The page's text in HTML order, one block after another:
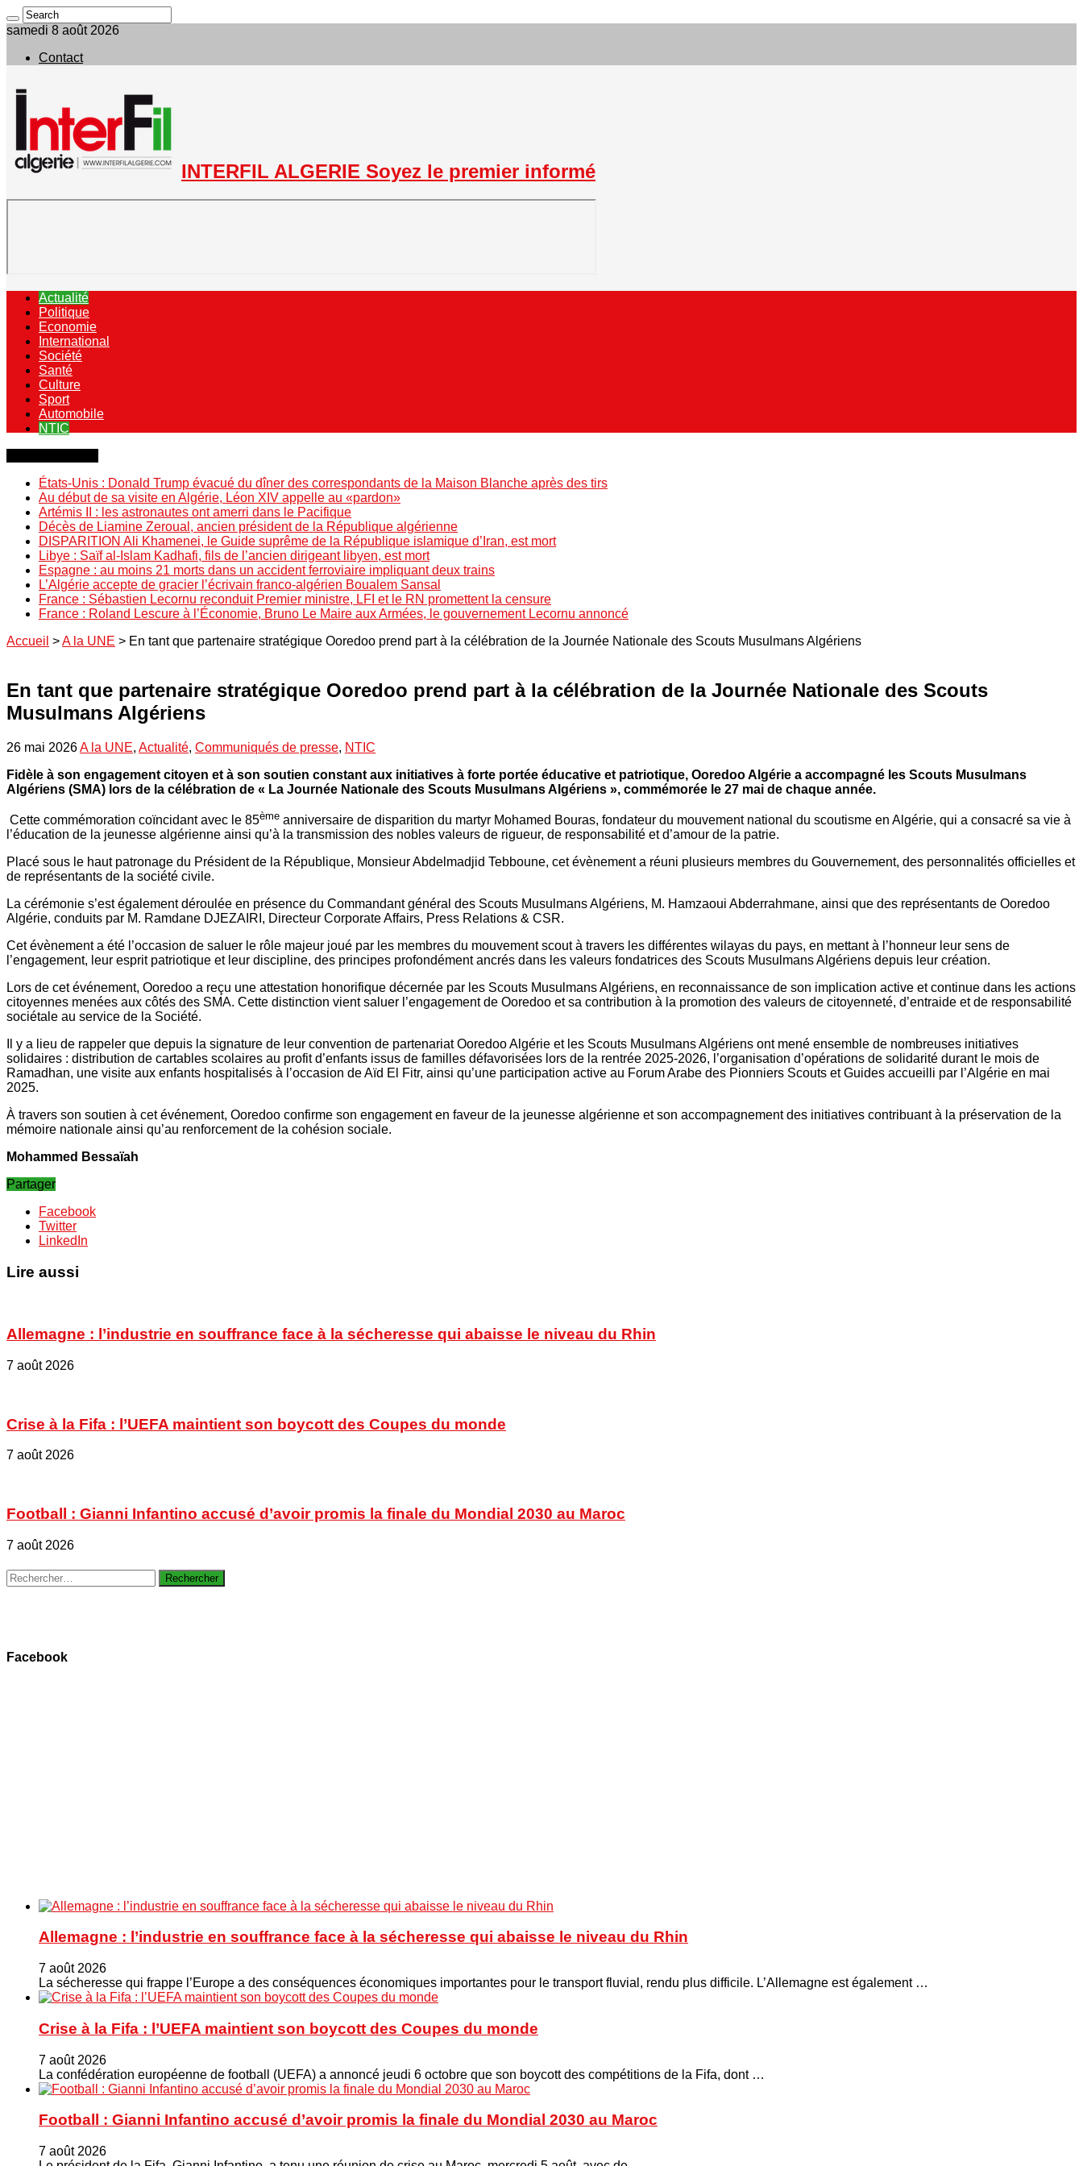
samedi 8 août 2026
Contact
INTERFIL ALGERIE Soyez le premier informé
Actualité
Politique
Economie
International
Société
Santé
Culture
Sport
Automobile
NTIC
États-Unis : Donald Trump évacué du dîner des correspondants de la Maison Blanche après des tirs
Au début de sa visite en Algérie, Léon XIV appelle au «pardon»
Artémis II : les astronautes ont amerri dans le Pacifique
Décès de Liamine Zeroual, ancien président de la République algérienne
DISPARITION Ali Khamenei, le Guide suprême de la République islamique d’Iran, est mort
Libye : Saïf al-Islam Kadhafi, fils de l’ancien dirigeant libyen, est mort
Espagne : au moins 21 morts dans un accident ferroviaire impliquant deux trains
L’Algérie accepte de gracier l’écrivain franco-algérien Boualem Sansal
France : Sébastien Lecornu reconduit Premier ministre, LFI et le RN promettent la censure
France : Roland Lescure à l’Économie, Bruno Le Maire aux Armées, le gouvernement Lecornu annoncé
Accueil >A la UNE > En tant que partenaire stratégique Ooredoo prend part à la célébration de la Journée Nationale des Scouts Musulmans Algériens
En tant que partenaire stratégique Ooredoo prend part à la célébration de la Journée Nationale des Scouts
Musulmans Algériens
26 mai 2026A la UNE, Actualité, Communiqués de presse, NTIC
Fidèle à son engagement citoyen et à son soutien constant aux initiatives à forte portée éducative et patriotique, Ooredoo Algérie a accompagné les Scouts Musulmans
Algériens (SMA) lors de la célébration de « La Journée Nationale des Scouts Musulmans Algériens », commémorée le 27 mai de chaque année.
Cette commémoration coïncidant avec le 85ème anniversaire de disparition du martyr Mohamed Bouras, fondateur du mouvement national du scoutisme en Algérie, qui a consacré sa vie à
l’éducation de la jeunesse algérienne ainsi qu’à la transmission des nobles valeurs de rigueur, de responsabilité et d’amour de la patrie.
Placé sous le haut patronage du Président de la République, Monsieur Abdelmadjid Tebboune, cet évènement a réuni plusieurs membres du Gouvernement, des personnalités officielles et
de représentants de la société civile.
La cérémonie s’est également déroulée en présence du Commandant général des Scouts Musulmans Algériens, M. Hamzaoui Abderrahmane, ainsi que des représentants de Ooredoo
Algérie, conduits par M. Ramdane DJEZAIRI, Directeur Corporate Affairs, Press Relations & CSR.
Cet évènement a été l’occasion de saluer le rôle majeur joué par les membres du mouvement scout à travers les différentes wilayas du pays, en mettant à l’honneur leur sens de
l’engagement, leur esprit patriotique et leur discipline, des principes profondément ancrés dans les valeurs fondatrices des Scouts Musulmans Algériens depuis leur création.
Lors de cet événement, Ooredoo a reçu une attestation honorifique décernée par les Scouts Musulmans Algériens, en reconnaissance de son implication active et continue dans les actions
citoyennes menées aux côtés des SMA. Cette distinction vient saluer l’engagement de Ooredoo et sa contribution à la promotion des valeurs de citoyenneté, d’entraide et de responsabilité
sociétale au service de la Société.
Il y a lieu de rappeler que depuis la signature de leur convention de partenariat Ooredoo Algérie et les Scouts Musulmans Algériens ont mené ensemble de nombreuses initiatives
solidaires : distribution de cartables scolaires au profit d’enfants issus de familles défavorisées lors de la rentrée 2025-2026, l’organisation d’opérations de solidarité durant le mois de
Ramadhan, une visite aux enfants hospitalisés à l’occasion de Aïd El Fitr, ainsi qu’une participation active au Forum Arabe des Pionniers Scouts et Guides accueilli par l’Algérie en mai
2025.
À travers son soutien à cet événement, Ooredoo confirme son engagement en faveur de la jeunesse algérienne et son accompagnement des initiatives contribuant à la préservation de la
mémoire nationale ainsi qu’au renforcement de la cohésion sociale.
Mohammed Bessaïah
Partager
Facebook
Twitter
LinkedIn
Lire aussi
Allemagne : l’industrie en souffrance face à la sécheresse qui abaisse le niveau du Rhin
7 août 2026
Crise à la Fifa : l’UEFA maintient son boycott des Coupes du monde
7 août 2026
Football : Gianni Infantino accusé d’avoir promis la finale du Mondial 2030 au Maroc
7 août 2026
Rechercher :
Facebook
Allemagne : l’industrie en souffrance face à la sécheresse qui abaisse le niveau du Rhin
7 août 2026
La sécheresse qui frappe l’Europe a des conséquences économiques importantes pour le transport fluvial, rendu plus difficile. L’Allemagne est également …
Crise à la Fifa : l’UEFA maintient son boycott des Coupes du monde
7 août 2026
La confédération européenne de football (UEFA) a annoncé jeudi 6 octobre que son boycott des compétitions de la Fifa, dont …
Football : Gianni Infantino accusé d’avoir promis la finale du Mondial 2030 au Maroc
7 août 2026